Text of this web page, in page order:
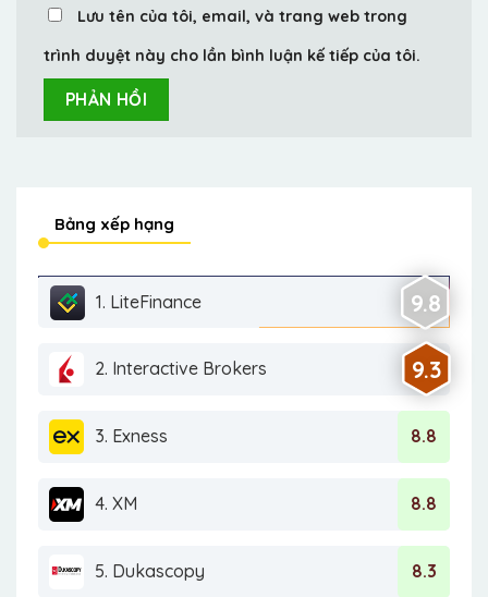
Lưu tên của tôi, email, và trang web trong
trình duyệt này cho lần bình luận kế tiếp của tôi.
Bảng xếp hạng
1. LiteFinance 9.8
2. Interactive Brokers 9.3
3. Exness 8.8
4. XM 8.8
5. Dukascopy 8.3